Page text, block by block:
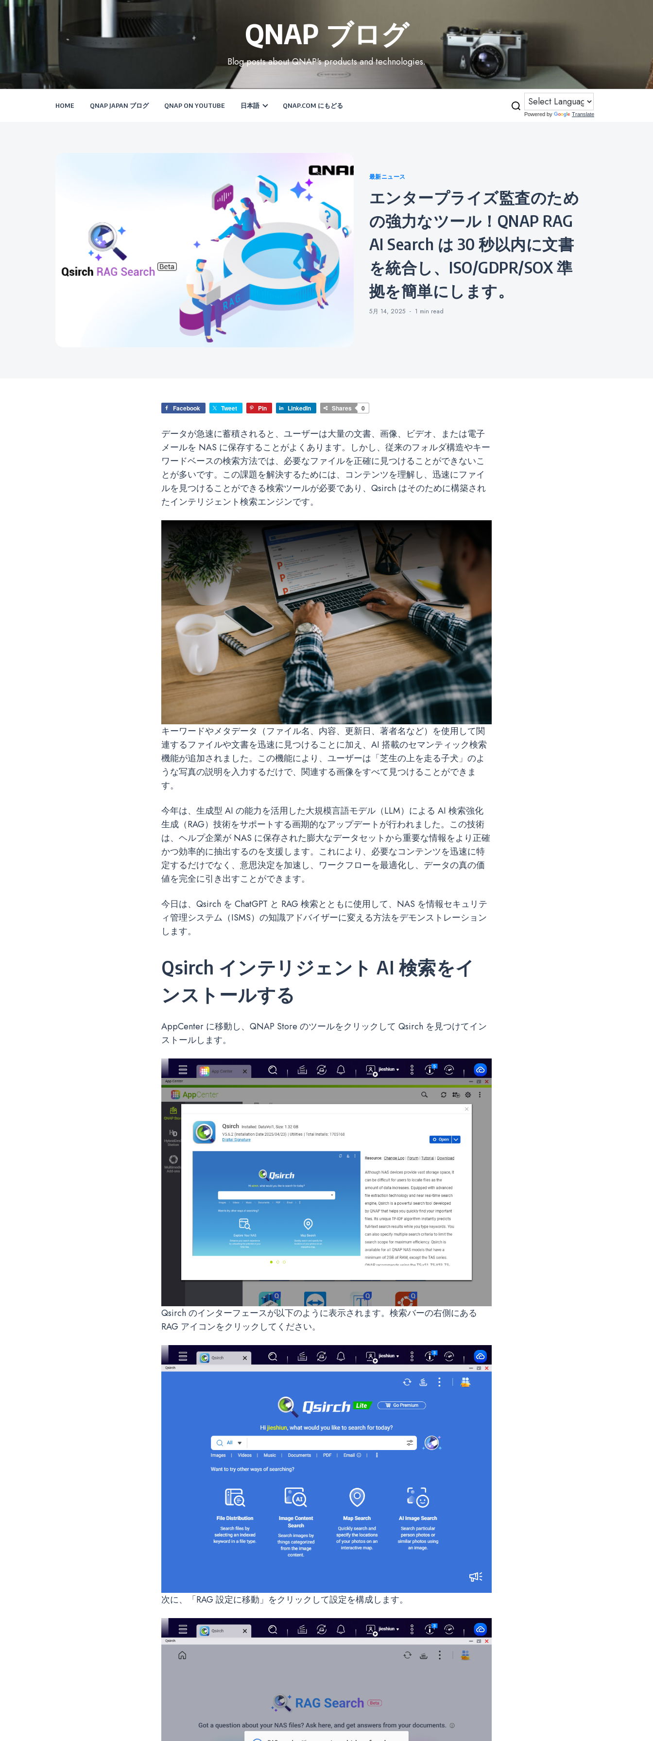
QNAP ブログ
Blog posts about QNAP's products and technologies.
HOME QNAP JAPAN ブログ QNAP ON YOUTUBE 日本語 QNAP.COM にもどる
Powered by Translate
Categories
最新ニュース
エンタープライズ監査のため
の強力なツール！QNAP RAG
AI Search は 30 秒以内に文書
を統合し、ISO/GDPR/SOX 準
拠を簡単にします。
5月 14, 2025 1 min read
Facebook Tweet Pin LinkedIn Shares 0
データが急速に蓄積されると、ユーザーは大量の文書、画像、ビデオ、または電子
メールを NAS に保存することがよくあります。しかし、従来のフォルダ構造やキー
ワードベースの検索方法では、必要なファイルを正確に見つけることができないこ
とが多いです。この課題を解決するためには、コンテンツを理解し、迅速にファイ
ルを見つけることができる検索ツールが必要であり、Qsirch はそのために構築され
たインテリジェント検索エンジンです。
キーワードやメタデータ（ファイル名、内容、更新日、著者名など）を使用して関
連するファイルや文書を迅速に見つけることに加え、AI 搭載のセマンティック検索
機能が追加されました。この機能により、ユーザーは「芝生の上を走る子犬」のよ
うな写真の説明を入力するだけで、関連する画像をすべて見つけることができま
す。
今年は、生成型 AI の能力を活用した大規模言語モデル（LLM）による AI 検索強化
生成（RAG）技術をサポートする画期的なアップデートが行われました。この技術
は、ヘルプ企業が NAS に保存された膨大なデータセットから重要な情報をより正確
かつ効率的に抽出するのを支援します。これにより、必要なコンテンツを迅速に特
定するだけでなく、意思決定を加速し、ワークフローを最適化し、データの真の価
値を完全に引き出すことができます。
今日は、Qsirch を ChatGPT と RAG 検索とともに使用して、NAS を情報セキュリテ
ィ管理システム（ISMS）の知識アドバイザーに変える方法をデモンストレーション
します。
Qsirch インテリジェント AI 検索をイ
ンストールする
AppCenter に移動し、QNAP Store のツールをクリックして Qsirch を見つけてイン
ストールします。
Qsirch のインターフェースが以下のように表示されます。検索バーの右側にある
RAG アイコンをクリックしてください。
次に、「RAG 設定に移動」をクリックして設定を構成します。